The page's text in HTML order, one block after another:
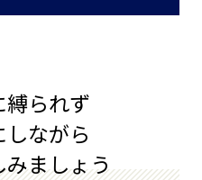
縛られず
ながら
ましょう